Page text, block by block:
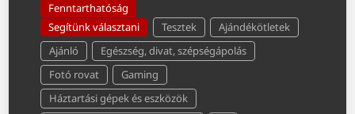
Fenntarthatóság
Segítünk választani
Tesztek
Ajándékötletek
Ajánló
Egészség, divat, szépségápolás
Fotó rovat
Gaming
Háztartási gépek és eszközök